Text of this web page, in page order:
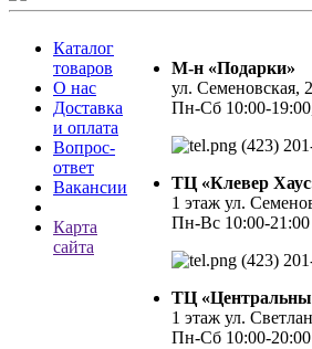
Каталог
товаров
О нас
Доставка
и оплата
Вопрос-
ответ
Вакансии
Карта
сайта
М-н «Подарки»
ул. Семеновская,
Пн-Сб 10:00-
(423)
ТЦ «Клевер
1 этаж ул.
Пн-Вс 10:00-21:00
(423)
ТЦ
1 этаж ул.
Пн-Сб 10:00-20:00